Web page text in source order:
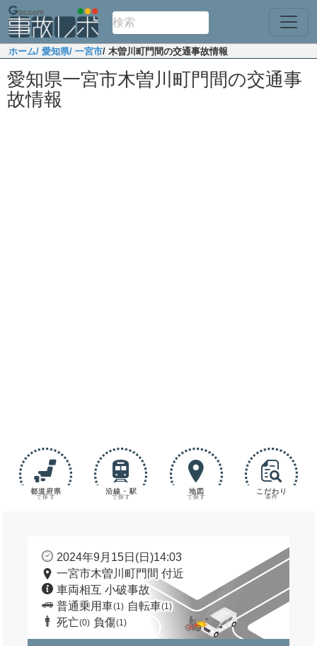
ホーム/ 愛知県/ 一宮市/ 木曽川町門間の交通事故情報
愛知県一宮市木曽川町門間の交通事
故情報
都道府県
で探す
沿線・駅
で探す
地図
で探す
こだわり
条件
2024年9月15日(日)14:03
一宮市木曽川町門間 付近
車両相互 小破事故
普通乗用車(1) 自転車(1)
死亡(0) 負傷(1)